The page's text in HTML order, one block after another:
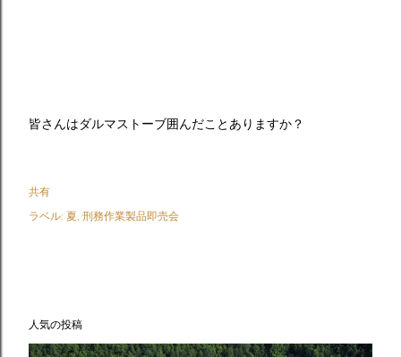
皆さんはダルマストーブ囲んだことありますか？
共有
ラベル: 夏 刑務作業製品即売会
人気の投稿